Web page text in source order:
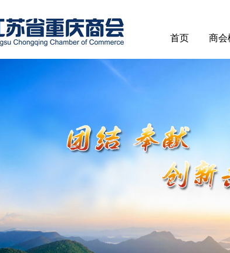
首页 商会